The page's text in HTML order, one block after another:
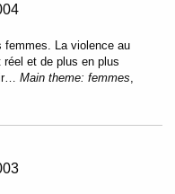
femmes. La violence au
et de plus en plus
Main theme: femmes